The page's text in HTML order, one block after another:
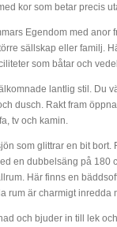
kor som betar precis
Egendom med
sällskap eller familj.
som båtar och
lantlig stil. Du
dusch. Rakt fram
tv och kamin.
som glittrar en bit
en dubbelsäng på 180
Här finns en
rum är charmigt inredda
och bjuder in till lek